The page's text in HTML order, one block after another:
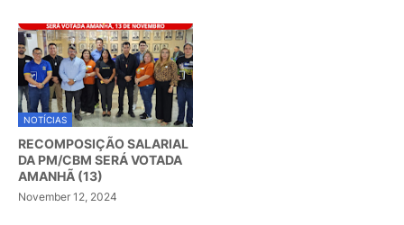
NOTÍCIAS
RECOMPOSIÇÃO SALARIAL
DA PM/CBM SERÁ VOTADA
AMANHÃ (13)
November 12, 2024